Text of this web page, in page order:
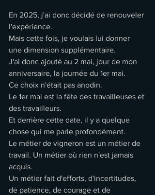
En 2025, j'ai donc décidé de renouveler
l'expérience.
Mais cette fois, je voulais lui donner
une dimension supplémentaire.
J'ai donc ajouté au 2 mai, jour de mon
anniversaire, la journée du 1er mai.
Ce choix n'était pas anodin.
Le 1er mai est la fête des travailleuses et
des travailleurs.
Et derrière cette date, il y a quelque
chose qui me parle profondément.
Le métier de vigneron est un métier de
travail. Un métier où rien n'est jamais
acquis.
Un métier fait d'efforts, d'incertitudes,
de patience, de courage et de